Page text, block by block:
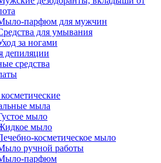
парфюм для мужчин
для умывания
за ногами
депиляции
средства
мыла
мыло
мыло
косметическое мыло
ручной работы
парфюм